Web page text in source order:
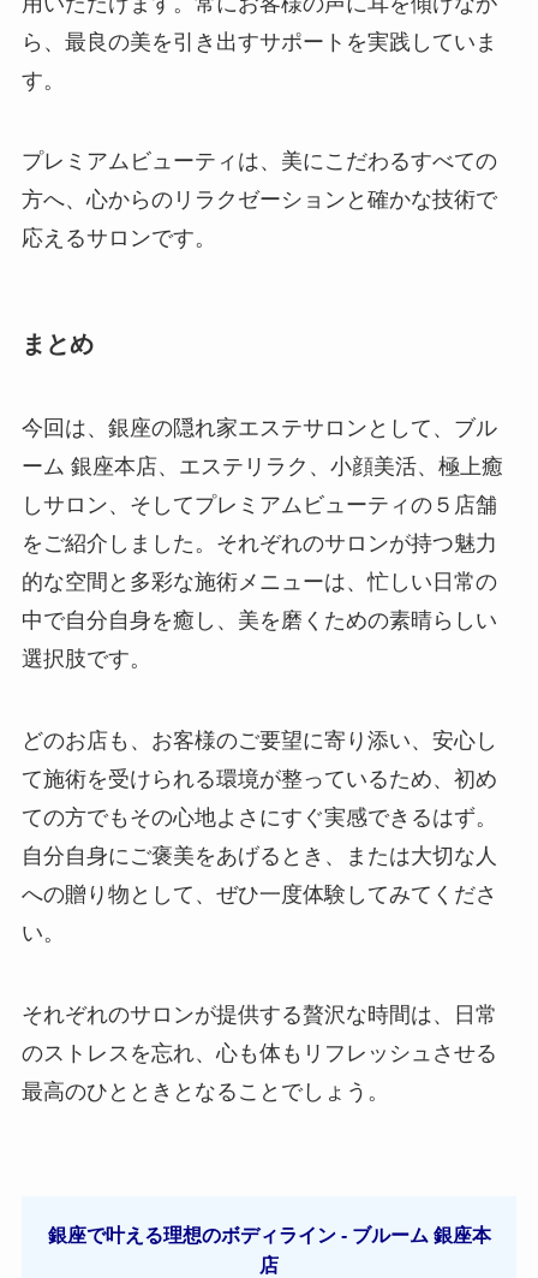
ら、最良の美を引き出すサポートを実践していま
す。
プレミアムビューティは、美にこだわるすべての
方へ、心からのリラクゼーションと確かな技術で
応えるサロンです。
まとめ
今回は、銀座の隠れ家エステサロンとして、ブル
ーム 銀座本店、エステリラク、小顔美活、極上癒
しサロン、そしてプレミアムビューティの５店舗
をご紹介しました。それぞれのサロンが持つ魅力
的な空間と多彩な施術メニューは、忙しい日常の
中で自分自身を癒し、美を磨くための素晴らしい
選択肢です。
どのお店も、お客様のご要望に寄り添い、安心し
て施術を受けられる環境が整っているため、初め
ての方でもその心地よさにすぐ実感できるはず。
自分自身にご褒美をあげるとき、または大切な人
への贈り物として、ぜひ一度体験してみてくださ
い。
それぞれのサロンが提供する贅沢な時間は、日常
のストレスを忘れ、心も体もリフレッシュさせる
最高のひとときとなることでしょう。
銀座で叶える理想のボディライン - ブルーム 銀座本
店